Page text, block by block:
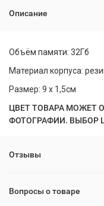
Описание
Объём памяти: 32Гб
Материал корпуса:
Размер: 9 х 1,5см
ЦВЕТ ТОВАРА МОЖЕТ
ФОТОГРАФИИ. ВЫБОР
Отзывы
Вопросы о товаре